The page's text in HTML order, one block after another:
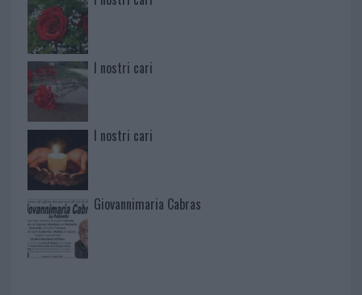
I nostri cari
I nostri cari
Giovannimaria Cabras